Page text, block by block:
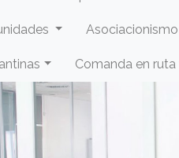
Asociacionismo
Comanda en ruta